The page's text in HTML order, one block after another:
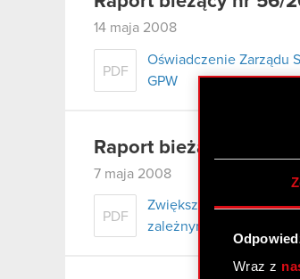
Wraz z
14 maja 2008
PDF
Oświadczenie Zarządu
GPW
Raport bieżący nr 55/
7 maja 2008
PDF
Zwiększenie
zależnymi